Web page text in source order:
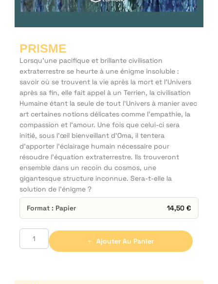
PRISME
Lorsqu’une pacifique et brillante civilisation
extraterrestre se heurte à une énigme insoluble :
savoir où se trouvent la vie après la mort et l'Univers
après sa fin, elle fait appel à un Terrien, la civilisation
Humaine étant la seule de tout l'Univers à manier avec
art certaines notions délicates comme l'empathie, la
compassion et l'amour. Une fois que celui-ci sera
initié, sous l’œil bienveillant d'Oma, il tentera
d’apporter l'éclairage humain nécessaire pour
résoudre l’équation extraterrestre. Ils trouveront
ensemble dans un recoin du cosmos, une
gigantesque structure inconnue. Sera-t-elle la
solution de l’énigme ?
Format : Papier 14,50 €
Ajouter Au Panier